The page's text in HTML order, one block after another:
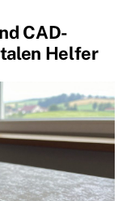
CAD-
Helfer